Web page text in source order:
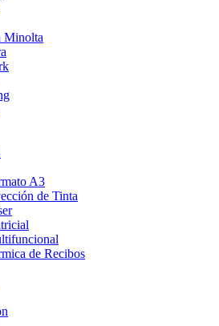
Minolta
A3
de Tinta
de Recibos